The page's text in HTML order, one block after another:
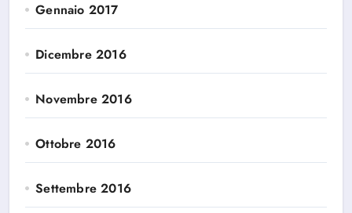
Gennaio 2017
Dicembre 2016
Novembre 2016
Ottobre 2016
Settembre 2016